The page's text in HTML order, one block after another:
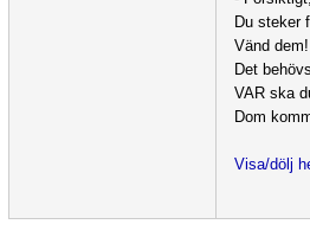
Du steker
Vänd
Det
VAR ska
Dom
Visa/dölj